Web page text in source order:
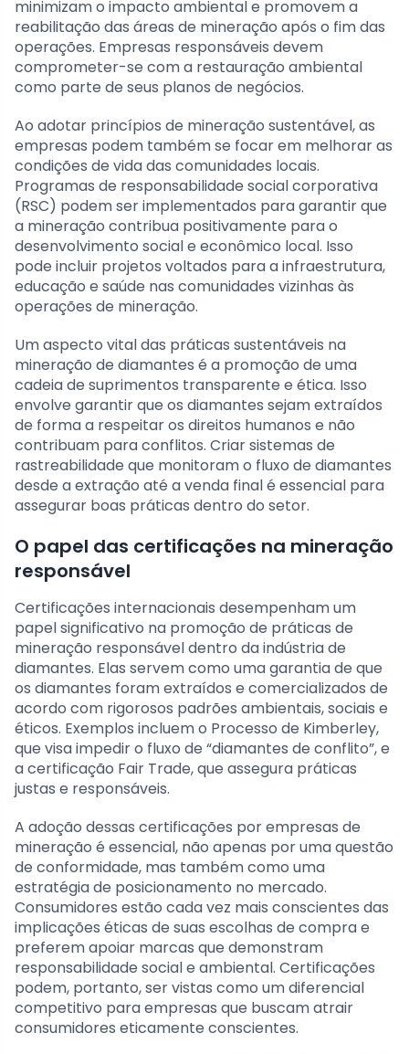
minimizam o impacto ambiental e promovem a
reabilitação das áreas de mineração após o fim das
operações. Empresas responsáveis devem
comprometer-se com a restauração ambiental
como parte de seus planos de negócios.
Ao adotar princípios de mineração sustentável, as
empresas podem também se focar em melhorar as
condições de vida das comunidades locais.
Programas de responsabilidade social corporativa
(RSC) podem ser implementados para garantir que
a mineração contribua positivamente para o
desenvolvimento social e econômico local. Isso
pode incluir projetos voltados para a infraestrutura,
educação e saúde nas comunidades vizinhas às
operações de mineração.
Um aspecto vital das práticas sustentáveis na
mineração de diamantes é a promoção de uma
cadeia de suprimentos transparente e ética. Isso
envolve garantir que os diamantes sejam extraídos
de forma a respeitar os direitos humanos e não
contribuam para conflitos. Criar sistemas de
rastreabilidade que monitoram o fluxo de diamantes
desde a extração até a venda final é essencial para
assegurar boas práticas dentro do setor.
O papel das certificações na mineração
responsável
Certificações internacionais desempenham um
papel significativo na promoção de práticas de
mineração responsável dentro da indústria de
diamantes. Elas servem como uma garantia de que
os diamantes foram extraídos e comercializados de
acordo com rigorosos padrões ambientais, sociais e
éticos. Exemplos incluem o Processo de Kimberley,
que visa impedir o fluxo de “diamantes de conflito”, e
a certificação Fair Trade, que assegura práticas
justas e responsáveis.
A adoção dessas certificações por empresas de
mineração é essencial, não apenas por uma questão
de conformidade, mas também como uma
estratégia de posicionamento no mercado.
Consumidores estão cada vez mais conscientes das
implicações éticas de suas escolhas de compra e
preferem apoiar marcas que demonstram
responsabilidade social e ambiental. Certificações
podem, portanto, ser vistas como um diferencial
competitivo para empresas que buscam atrair
consumidores eticamente conscientes.